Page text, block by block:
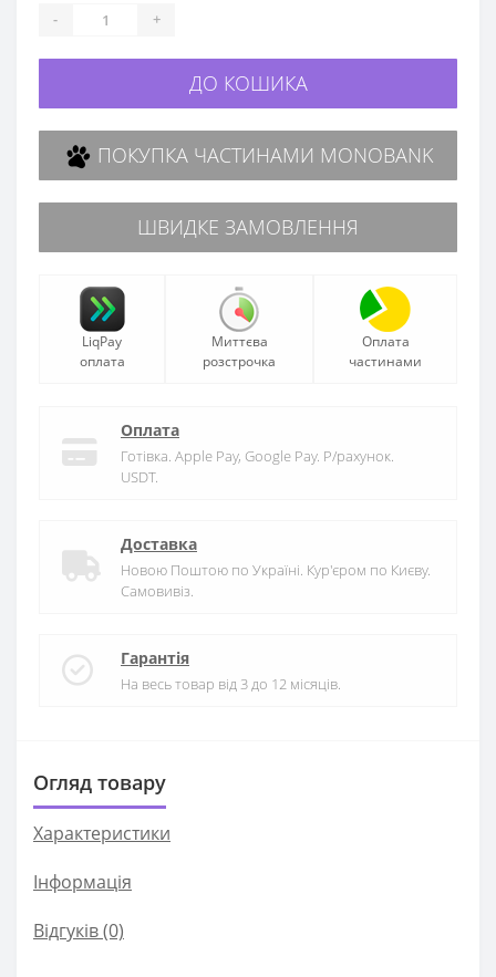
- +
ДО КОШИКА
ПОКУПКА ЧАСТИНАМИ MONOBANK
ШВИДКЕ ЗАМОВЛЕННЯ
LiqPay
оплата
Миттєва
розстрочка
Оплата
частинами
Оплата
Готівка. Apple Pay, Google Pay. Р/рахунок.
USDT.
Доставка
Новою Поштою по Україні. Кур'єром по Києву.
Самовивіз.
Гарантія
На весь товар від 3 до 12 місяців.
Огляд товару
Характеристики
Iнформація
Відгуків (0)